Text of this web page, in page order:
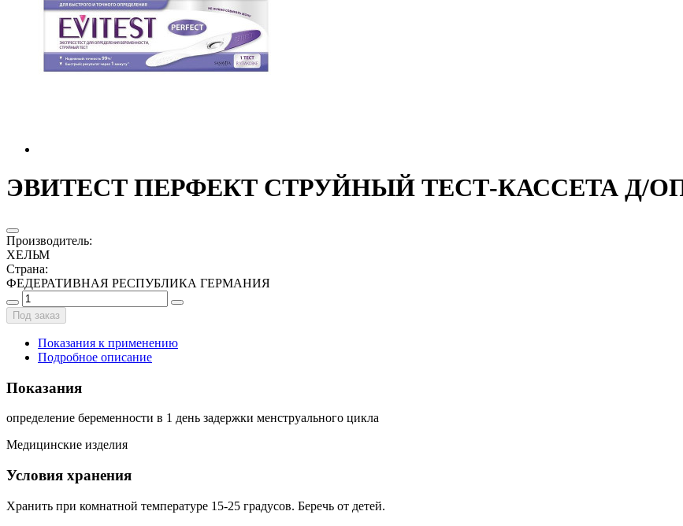
ЭВИТЕСТ ПЕРФЕКТ СТРУЙНЫЙ ТЕСТ-КАССЕТА Д/
Производитель:
ХЕЛЬМ
Страна:
ФЕДЕРАТИВНАЯ РЕСПУБЛИКА ГЕРМАНИЯ
Под заказ
Показания к применению
Подробное описание
Показания
определение беременности в 1 день задержки менструального цикла
Медицинские изделия
Условия хранения
Хранить при комнатной температуре 15-25 градусов. Беречь от детей.